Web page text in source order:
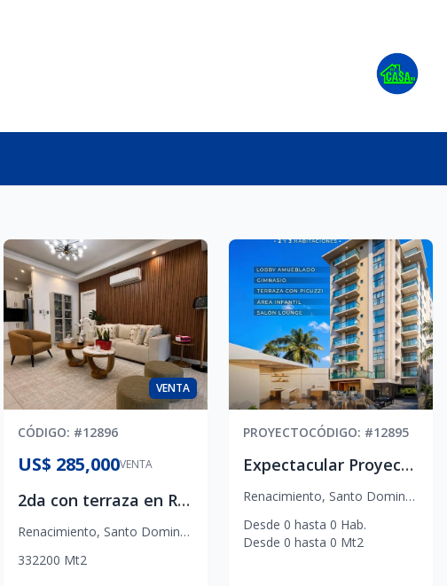
VENTA
CÓDIGO: #12896
VENTA
US$ 285,000
2da con terraza en Renacimiento
Renacimiento, Santo Domingo D.N.
332200 Mt2
0
PROYECTOCÓDIGO: #12895
Expectacular Proyecto en Renacimiento
Renacimiento, Santo Domingo D.N.
Desde 0 hasta 0 Hab.
Desde 0 hasta 0 Mt2